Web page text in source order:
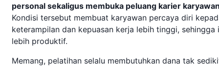
personal sekaligus membuka peluang karier
Kondisi tersebut membuat karyawan percaya diri
keterampilan dan kepuasan kerja lebih tinggi, sehingga
lebih produktif.
Memang, pelatihan selalu membutuhkan dana tak